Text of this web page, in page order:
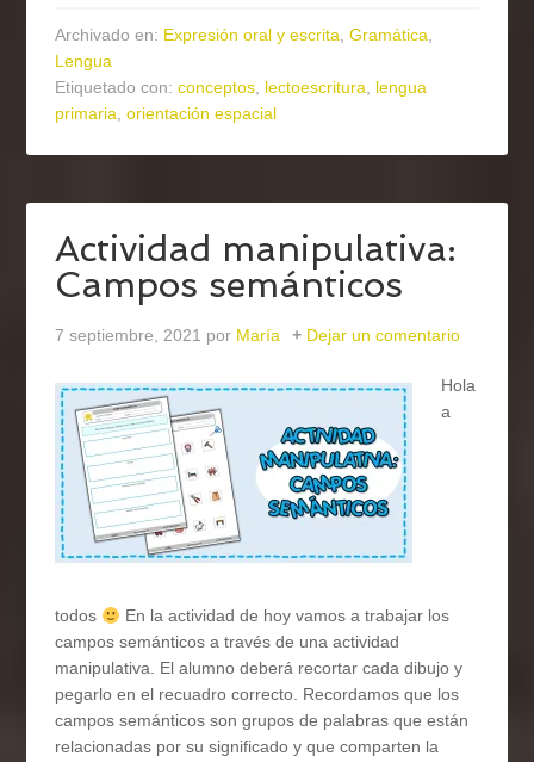
Archivado en: Expresión oral y escrita,Gramática,
Lengua
Etiquetado con:conceptos, lectoescritura, lengua
primaria,orientación espacial
Actividad manipulativa:
Campos semánticos
7 septiembre, 2021 por María Dejar un comentario
Hola
a
todos
En la actividad de hoy vamos a trabajar los
campos semánticos a través de una actividad
manipulativa. El alumno deberá recortar cada dibujo y
pegarlo en el recuadro correcto. Recordamos que los
campos semánticos son grupos de palabras que están
relacionadas por su significado y que comparten la